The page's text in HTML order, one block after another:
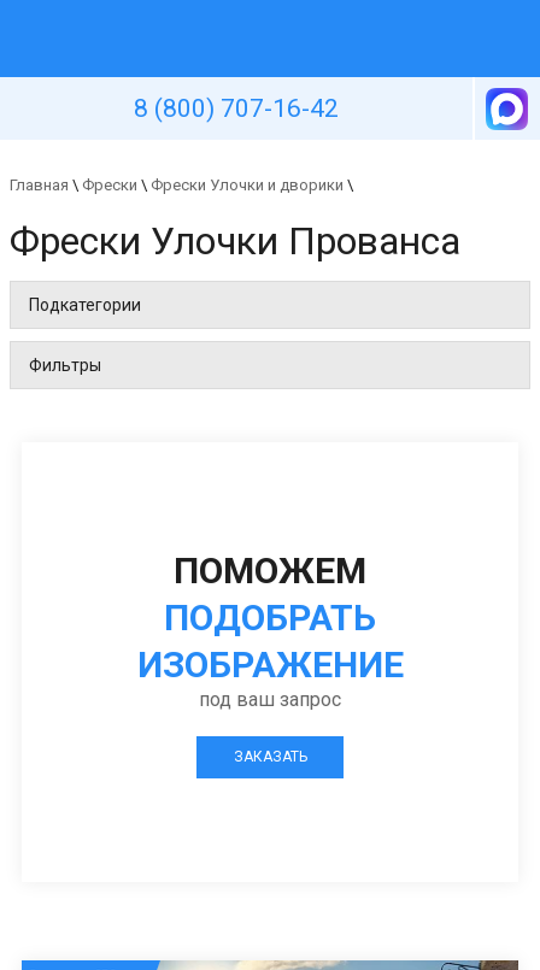
8 (800) 707-16-42
Главная \ Фрески \ Фрески Улочки и дворики \
Фрески Улочки Прованса
Подкатегории
Фильтры
ПОМОЖЕМ
ПОДОБРАТЬ
ИЗОБРАЖЕНИЕ
под ваш запрос
ЗАКАЗАТЬ